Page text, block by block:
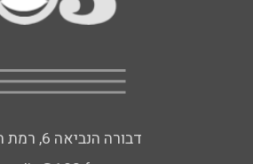
דבורה הנביאה 6, רמת השרון